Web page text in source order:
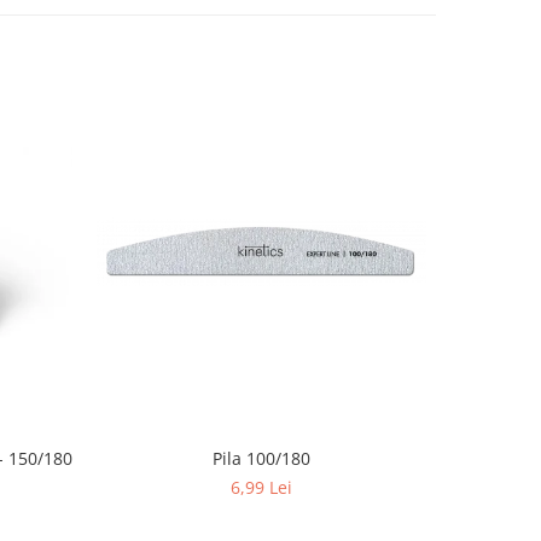
150/180
Pila 100/180
6,99 Lei